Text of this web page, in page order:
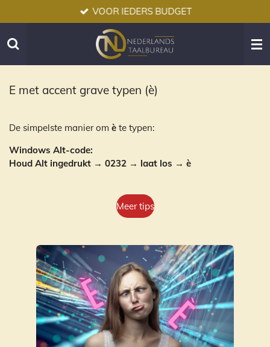
direct
naar
de
hoofdinhoud
VOOR IEDERS BUDGET
E met accent grave typen (è)
De simpelste manier om è te typen:
Windows Alt-code:
Houd Alt ingedrukt → 0232 → laat los → è
Meer tips